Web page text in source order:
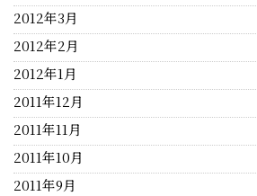
2012年3月
2012年2月
2012年1月
2011年12月
2011年11月
2011年10月
2011年9月